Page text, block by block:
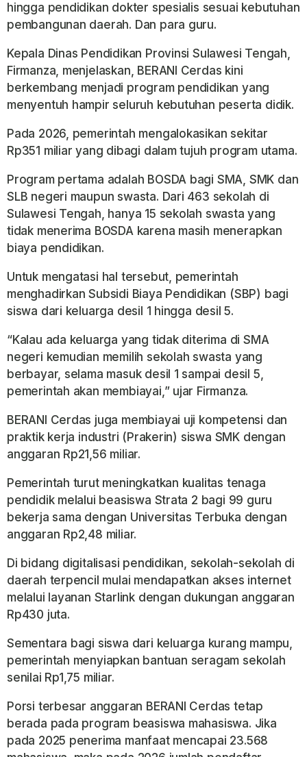
hingga pendidikan dokter spesialis sesuai kebutuhan
pembangunan daerah. Dan para guru.
Kepala Dinas Pendidikan Provinsi Sulawesi Tengah,
Firmanza, menjelaskan, BERANI Cerdas kini
berkembang menjadi program pendidikan yang
menyentuh hampir seluruh kebutuhan peserta didik.
Pada 2026, pemerintah mengalokasikan sekitar
Rp351 miliar yang dibagi dalam tujuh program utama.
Program pertama adalah BOSDA bagi SMA, SMK dan
SLB negeri maupun swasta. Dari 463 sekolah di
Sulawesi Tengah, hanya 15 sekolah swasta yang
tidak menerima BOSDA karena masih menerapkan
biaya pendidikan.
Untuk mengatasi hal tersebut, pemerintah
menghadirkan Subsidi Biaya Pendidikan (SBP) bagi
siswa dari keluarga desil 1 hingga desil 5.
“Kalau ada keluarga yang tidak diterima di SMA
negeri kemudian memilih sekolah swasta yang
berbayar, selama masuk desil 1 sampai desil 5,
pemerintah akan membiayai,” ujar Firmanza.
BERANI Cerdas juga membiayai uji kompetensi dan
praktik kerja industri (Prakerin) siswa SMK dengan
anggaran Rp21,56 miliar.
Pemerintah turut meningkatkan kualitas tenaga
pendidik melalui beasiswa Strata 2 bagi 99 guru
bekerja sama dengan Universitas Terbuka dengan
anggaran Rp2,48 miliar.
Di bidang digitalisasi pendidikan, sekolah-sekolah di
daerah terpencil mulai mendapatkan akses internet
melalui layanan Starlink dengan dukungan anggaran
Rp430 juta.
Sementara bagi siswa dari keluarga kurang mampu,
pemerintah menyiapkan bantuan seragam sekolah
senilai Rp1,75 miliar.
Porsi terbesar anggaran BERANI Cerdas tetap
berada pada program beasiswa mahasiswa. Jika
pada 2025 penerima manfaat mencapai 23.568